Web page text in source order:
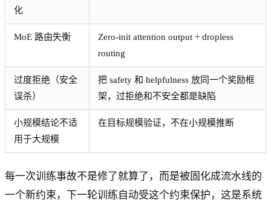
化
MoE 路由失衡
Zero-init attention output + dropless
routing
过度拒绝（安全
误杀）
把 safety 和 helpfulness 放同一个奖励框
架，过拒绝和不安全都是缺陷
小规模结论不适
用于大规模
在目标规模验证，不在小规模推断
每一次训练事故不是修了就算了，而是被固化成流水线的
一个新约束，下一轮训练自动受这个约束保护，这是系统